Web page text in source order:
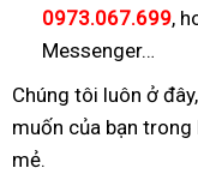
0973.067.699,
Messenger…
Chúng tôi luôn ở
muốn của bạn
mẻ.